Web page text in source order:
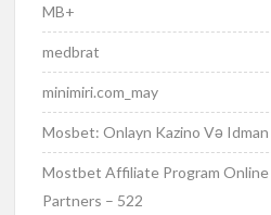
MB+
medbrat
minimiri.com_may
Mosbet: Onlayn Kazino Və
Mostbet Affiliate Program
Partners – 522